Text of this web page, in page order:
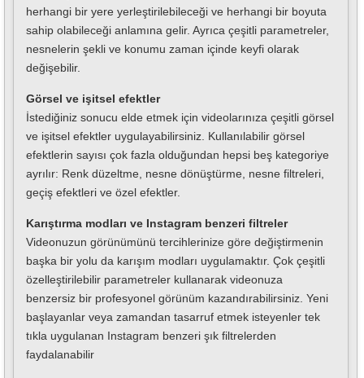
herhangi bir yere yerleştirilebileceği ve herhangi bir boyuta
sahip olabileceği anlamına gelir. Ayrıca çeşitli parametreler,
nesnelerin şekli ve konumu zaman içinde keyfi olarak
değişebilir.
Görsel ve işitsel efektler
İstediğiniz sonucu elde etmek için videolarınıza çeşitli görsel
ve işitsel efektler uygulayabilirsiniz. Kullanılabilir görsel
efektlerin sayısı çok fazla olduğundan hepsi beş kategoriye
ayrılır: Renk düzeltme, nesne dönüştürme, nesne filtreleri,
geçiş efektleri ve özel efektler.
Karıştırma modları ve Instagram benzeri filtreler
Videonuzun görünümünü tercihlerinize göre değiştirmenin
başka bir yolu da karışım modları uygulamaktır. Çok çeşitli
özelleştirilebilir parametreler kullanarak videonuza
benzersiz bir profesyonel görünüm kazandırabilirsiniz. Yeni
başlayanlar veya zamandan tasarruf etmek isteyenler tek
tıkla uygulanan Instagram benzeri şık filtrelerden
faydalanabilir